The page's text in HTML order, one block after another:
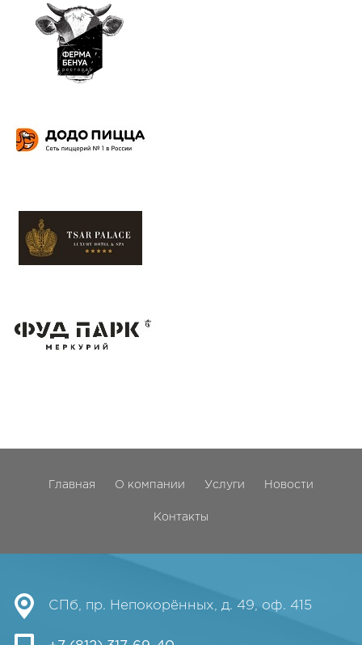
Главная О компании Услуги Новости
Контакты
СПб, пр. Непокорённых, д. 49, оф. 415